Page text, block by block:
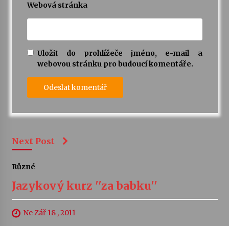
Webová stránka
Uložit do prohlížeče jméno, e-mail a
webovou stránku pro budoucí komentáře.
Next Post
Různé
Jazykový kurz ''za babku''
Ne Zář 18 , 2011